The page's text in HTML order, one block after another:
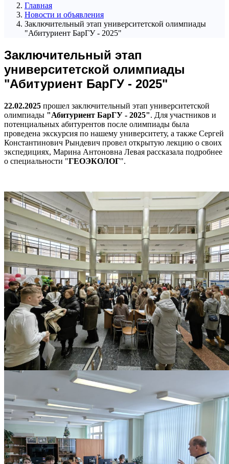
Главная
Новости и объявления
Заключительный этап университетской олимпиады
"Абитуриент БарГУ - 2025"
Заключительный этап
университетской олимпиады
"Абитуриент БарГУ - 2025"
22.02.2025 прошел заключительный этап университетской
олимпиады "Абитуриент БарГУ - 2025". Для участников и
потенциальных абитурентов после олимпиады была
проведена экскурсия по нашему университету, а также Сергей
Константинович Рындевич провел открытую лекцию о своих
экспедициях, Марина Антоновна Левая рассказала подробнее
о специальности "ГЕОЭКОЛОГ".